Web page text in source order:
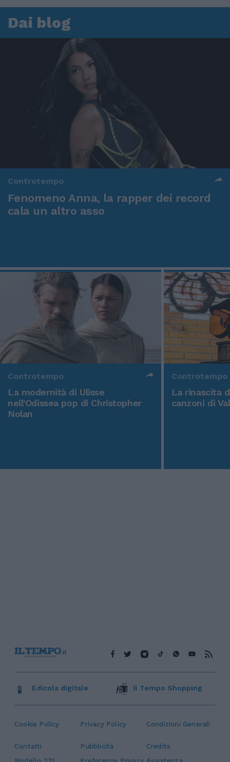
Dai blog
Controtempo
Fenomeno Anna, la rapper dei record
cala un altro asso
Controtempo
La modernità di Ulisse
nell'Odissea pop di Christopher
Nolan
Controtempo
La rinascita
canzoni di
Cookie Policy Privacy Policy Condizioni Generali
Contatti Pubblicità
Credits
Edicola digitale Il Tempo Shopping